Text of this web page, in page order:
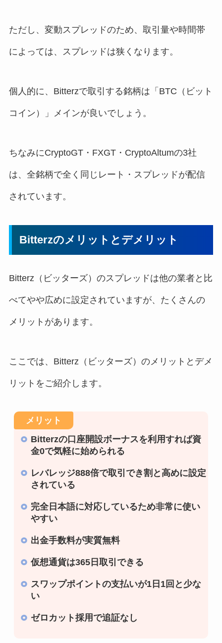
ただし、変動スプレッドのため、取引量や時間帯
によっては、スプレッドは狭くなります。
個人的に、Bitterzで取引する銘柄は「BTC（ビット
コイン）」メインが良いでしょう。
ちなみにCryptoGT・FXGT・CryptoAltumの3社
は、全銘柄で全く同じレート・スプレッドが配信
されています。
Bitterzのメリットとデメリット
Bitterz（ビッターズ）のスプレッドは他の業者と比
べてやや広めに設定されていますが、たくさんの
メリットがあります。
ここでは、Bitterz（ビッターズ）のメリットとデメ
リットをご紹介します。
Bitterzの口座開設ボーナスを利用すれば資
金0で気軽に始められる
レバレッジ888倍で取引でき割と高めに設定
されている
完全日本語に対応しているため非常に使い
やすい
出金手数料が実質無料
仮想通貨は365日取引できる
スワップポイントの支払いが1日1回と少な
い
ゼロカット採用で追証なし